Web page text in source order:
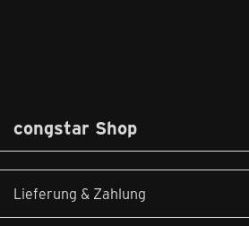
congstar Shop
Lieferung & Zahlung